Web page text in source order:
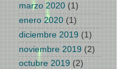
marzo 2020 (1)
enero 2020 (1)
diciembre 2019 (1)
noviembre 2019 (2)
octubre 2019 (2)